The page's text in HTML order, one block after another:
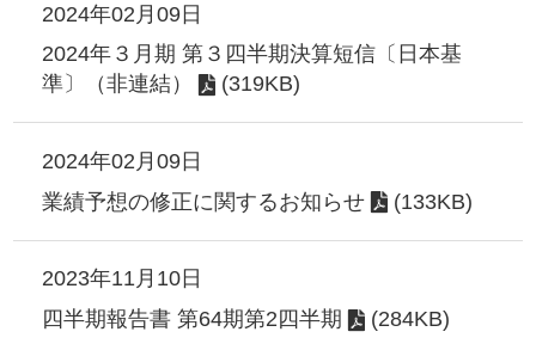
2024年02月09日
2024年３月期 第３四半期決算短信〔日本基
準〕（非連結）
(319KB)
2024年02月09日
業績予想の修正に関するお知らせ
(133KB)
2023年11月10日
四半期報告書 第64期第2四半期
(284KB)